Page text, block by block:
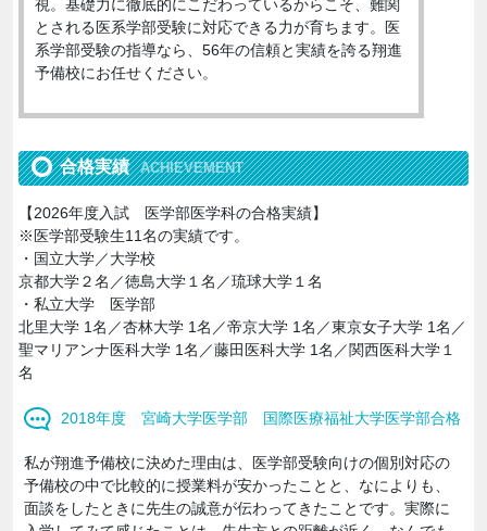
視。基礎力に徹底的にこだわっているからこそ、難関
とされる医系学部受験に対応できる力が育ちます。医
系学部受験の指導なら、56年の信頼と実績を誇る翔進
予備校にお任せください。
合格実績 ACHIEVEMENT
【2026年度入試 医学部医学科の合格実績】
※医学部受験生11名の実績です。
・国立大学／大学校
京都大学２名／徳島大学１名／琉球大学１名
・私立大学 医学部
北里大学 1名／杏林大学 1名／帝京大学 1名／東京女子大学 1名／
聖マリアンナ医科大学 1名／藤田医科大学 1名／関西医科大学１
名
2018年度 宮崎大学医学部 国際医療福祉大学医学部合格
私が翔進予備校に決めた理由は、医学部受験向けの個別対応の
予備校の中で比較的に授業料が安かったことと、なによりも、
面談をしたときに先生の誠意が伝わってきたことです。実際に